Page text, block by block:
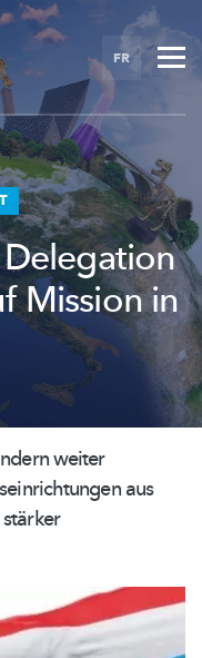
FR
Mission in
weiter
aus